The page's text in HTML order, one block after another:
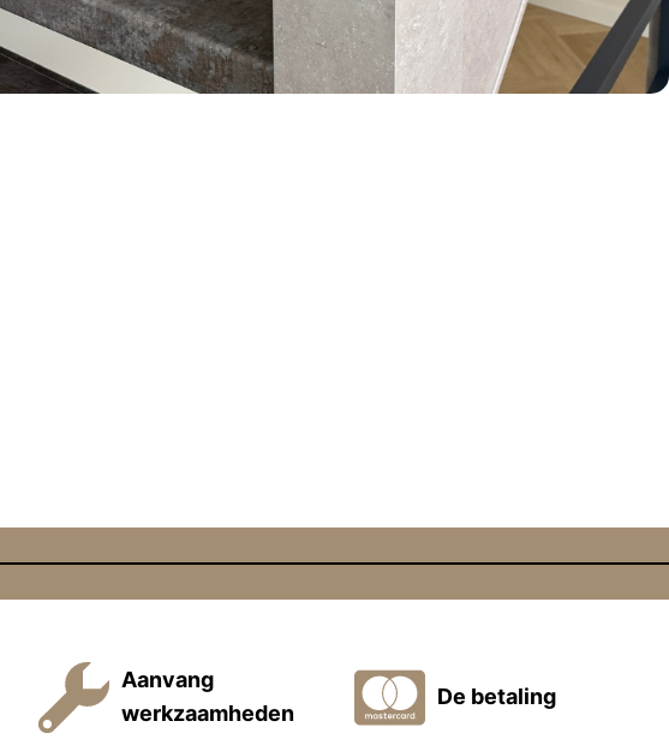
Aanvang
werkzaamheden
De betaling